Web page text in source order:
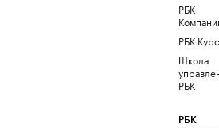
РБК
РБК
Школа
РБК
РБК